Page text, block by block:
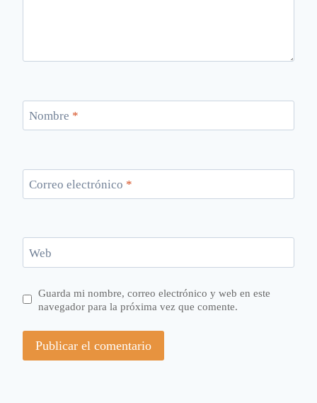
Nombre *
Correo electrónico *
Web
Guarda mi nombre, correo electrónico y web en este
navegador para la próxima vez que comente.